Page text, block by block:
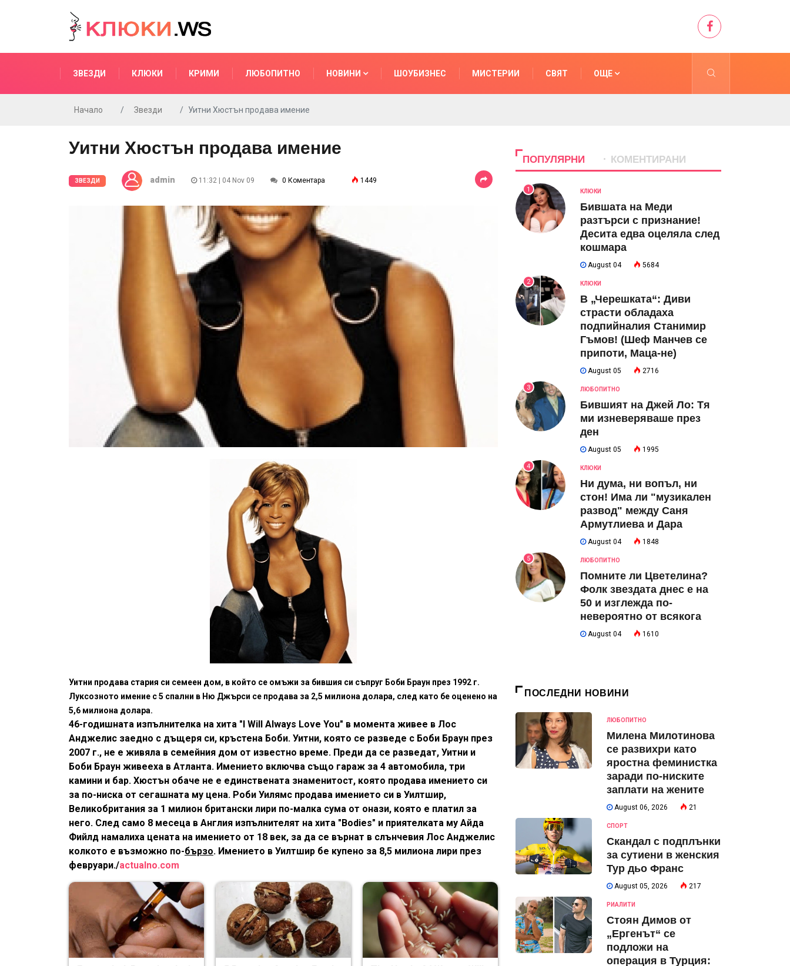
ЗВЕЗДИ КЛЮКИ КРИМИ ЛЮБОПИТНО НОВИНИ ШОУБИЗНЕС МИСТЕРИИ СВЯТ ОЩЕ
Начало Звезди Уитни Хюстън продава имение
Уитни Хюстън продава имение
ЗВЕЗДИ admin 11:32 | 04 Nov 09 0 Коментара 1449
Уитни продава стария си семеен дом, в който се омъжи за бившия си съпруг Боби Браун през 1992 г.
Луксозното имение с 5 спални в Ню Джърси се продава за 2,5 милиона долара, след като бе оценено на
5,6 милиона долара.
46-годишната изпълнителка на хита "I Will Always Love You" в момента живее в Лос
Анджелис заедно с дъщеря си, кръстена Боби. Уитни, която се разведе с Боби Браун през
2007 г., не е живяла в семейния дом от известно време. Преди да се разведат, Уитни и
Боби Браун живееха в Атланта. Имението включва също гараж за 4 автомобила, три
камини и бар. Хюстън обаче не е единствената знаменитост, която продава имението си
за по-ниска от сегашната му цена. Роби Уилямс продава имението си в Уилтшир,
Великобритания за 1 милион британски лири по-малка сума от онази, която е платил за
него. След само 8 месеца в Англия изпълнителят на хита "Bodies" и приятелката му Айда
Фийлд намалиха цената на имението от 18 век, за да се върнат в слънчевия Лос Анджелис
колкото е възможно по-бързо. Имението в Уилтшир бе купено за 8,5 милиона лири през
февруари./actualno.com
ПОПУЛЯРНИ КОМЕНТИРАНИ
1 КЛЮКИ
Бившата на Меди
разтърси с признание!
Десита едва оцеляла след
кошмара
August 04 5684
2 КЛЮКИ
В „Черешката“: Диви
страсти обладаха
подпийналия Станимир
Гъмов! (Шеф Манчев се
припоти, Маца-не)
August 05 2716
3 ЛЮБОПИТНО
Бившият на Джей Ло: Тя
ми изневеряваше през
ден
August 05 1995
4 КЛЮКИ
Ни дума, ни вопъл, ни
стон! Има ли "музикален
развод" между Саня
Армутлиева и Дара
August 04 1848
5 ЛЮБОПИТНО
Помните ли Цветелина?
Фолк звездата днес е на
50 и изглежда по-
невероятно от всякога
August 04 1610
ПОСЛЕДНИ НОВИНИ
ЛЮБОПИТНО
Милена Милотинова
се развихри като
яростна феминистка
заради по-ниските
заплати на жените
August 06, 2026 21
СПОРТ
Скандал с подплънки
за сутиени в женския
Тур дьо Франс
August 05, 2026 217
РИАЛИТИ
Стоян Димов от
„Ергенът“ се
подложи на
операция в Турция: